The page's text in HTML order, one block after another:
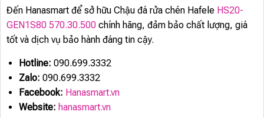
Đến Hanasmart để sở hữu Chậu đá rửa chén Hafele HS20-
GEN1S80 570.30.500 chính hãng, đảm bảo chất lượng, giá
tốt và dịch vụ bảo hành đáng tin cậy.
Hotline: 090.699.3332
Zalo: 090.699.3332
Facebook: Hanasmart.vn
Website: hanasmart.vn